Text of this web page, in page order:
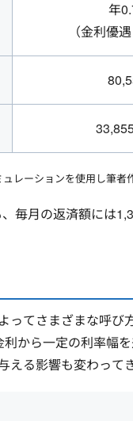
年
（金利優
レーションを使用し筆者
毎月の返済額には
ってさまざまな呼
から一定の利率幅
る影響も変わって